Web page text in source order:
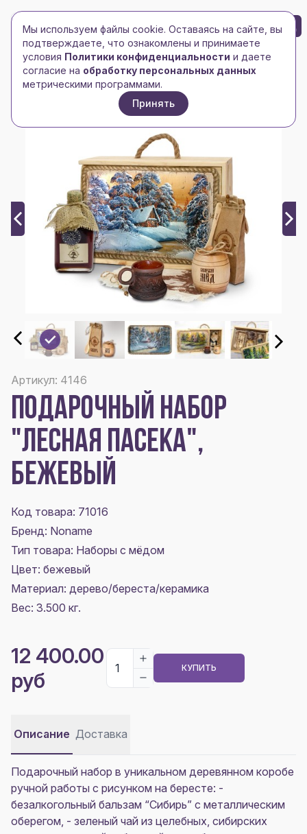
Toggle navigation
Toggle navigation
БРЕНД-ЛОГО 0
Главная/Вкусные подарки/Наборы с мёдом/
Подарочный набор "Лесная пасека", бежевый
Артикул: 4146
ПОДАРОЧНЫЙ НАБОР
"ЛЕСНАЯ ПАСЕКА",
БЕЖЕВЫЙ
Код товара: 71016
Бренд: Noname
Тип товара: Наборы с мёдом
Цвет: бежевый
Материал: дерево/береста/керамика
Вес: 3.500 кг.
12 400.00
руб
КУПИТЬ
Описание Доставка
Подарочный набор в уникальном деревянном коробе
ручной работы с рисунком на бересте: -
безалкогольный бальзам “Сибирь” с металлическим
оберегом, - зеленый чай из целебных, сибирских
Мы используем файлы cookie. Оставаясь на сайте, вы
подтверждаете, что ознакомлены и принимаете
условия Политики конфиденциальности и даете
согласие на обработку персональных данных
метрическими программами.
Принять